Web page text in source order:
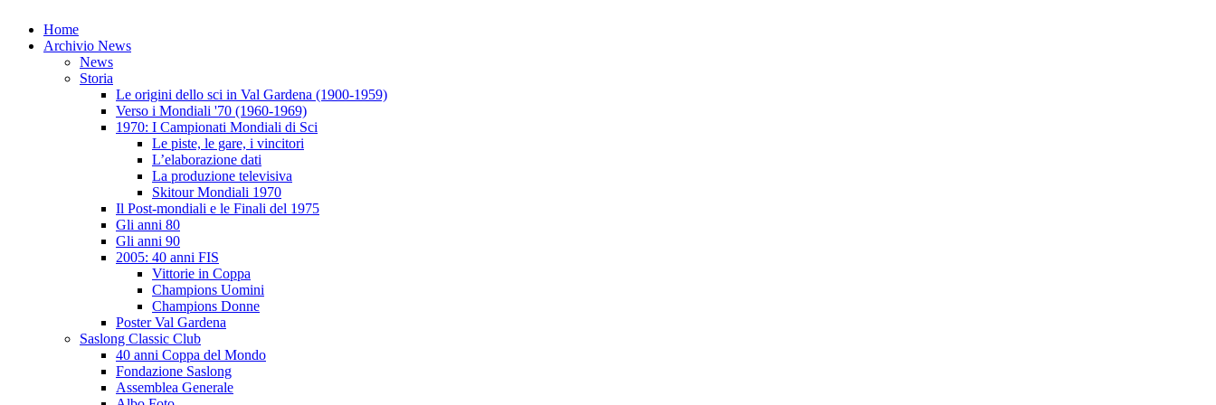
Home
Archivio News
News
Storia
Le origini dello sci in Val Gardena (1900-1959)
Verso i Mondiali '70 (1960-1969)
1970: I Campionati Mondiali di Sci
Le piste, le gare, i vincitori
L’elaborazione dati
La produzione televisiva
Skitour Mondiali 1970
Il Post-mondiali e le Finali del 1975
Gli anni 80
Gli anni 90
2005: 40 anni FIS
Vittorie in Coppa
Champions Uomini
Champions Donne
Poster Val Gardena
Saslong Classic Club
40 anni Coppa del Mondo
Fondazione Saslong
Assemblea Generale